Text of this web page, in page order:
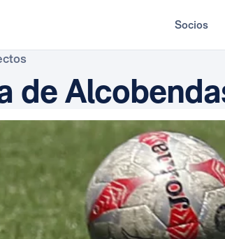
Socios
de